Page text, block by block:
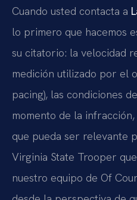
Cuando usted contacta a
lo primero que hacemos
su citatorio: la velocidad
medición utilizado por el
pacing), las condiciones
momento de la
que pueda ser relevante
Virginia State Trooper
nuestro equipo de Of